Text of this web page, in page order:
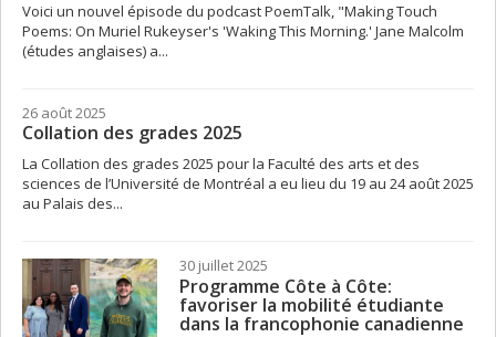
Voici un nouvel épisode du podcast PoemTalk, "Making Touch
Poems: On Muriel Rukeyser's 'Waking This Morning.' Jane Malcolm
(études anglaises) a...
26 août 2025
Collation des grades 2025
La Collation des grades 2025 pour la Faculté des arts et des
sciences de l’Université de Montréal a eu lieu du 19 au 24 août 2025
au Palais des...
30 juillet 2025
Programme Côte à Côte:
favoriser la mobilité étudiante
dans la francophonie canadienne